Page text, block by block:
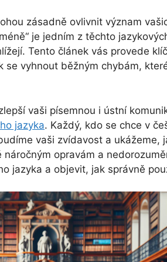
zásadně ovlivnit význam
je jedním z těchto
Tento článek vás provede
se vyhnout běžným chybám,
vaši písemnou i ústní
jazyka. Každý, kdo se chce v
vaši zvídavost a ukážeme,
opravám a
jazyka a objevit, jak správně